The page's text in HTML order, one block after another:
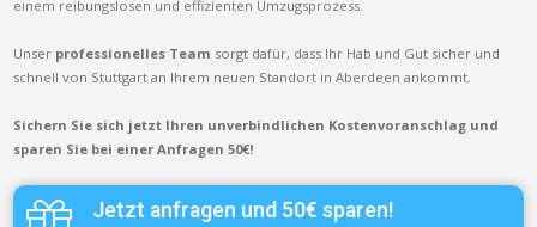
einem reibungslosen und effizienten Umzugsprozess.
Unser professionelles Team sorgt dafür, dass Ihr Hab und Gut sicher und
schnell von Stuttgart an Ihrem neuen Standort in Aberdeen ankommt.
Sichern Sie sich jetzt Ihren unverbindlichen Kostenvoranschlag und
sparen Sie bei einer Anfragen 50€!
Jetzt anfragen und 50€ sparen!